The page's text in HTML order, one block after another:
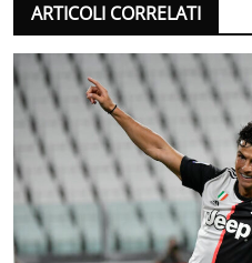
ARTICOLI CORRELATI